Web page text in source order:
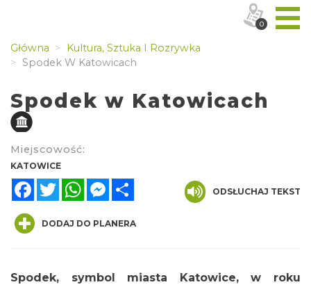
Główna
Kultura, Sztuka I Rozrywka
Spodek W Katowicach
Spodek w Katowicach
Miejscowość:
KATOWICE
FacebookTwitterWhatsAppMessenger
ODSŁUCHAJ TEKST
DODAJ DO PLANERA
Spodek, symbol miasta Katowice, w roku
0